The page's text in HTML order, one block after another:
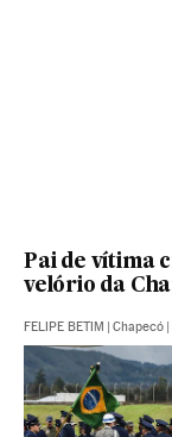
Pai de vítima
velório da
FELIPE BETIM | Chapecó |